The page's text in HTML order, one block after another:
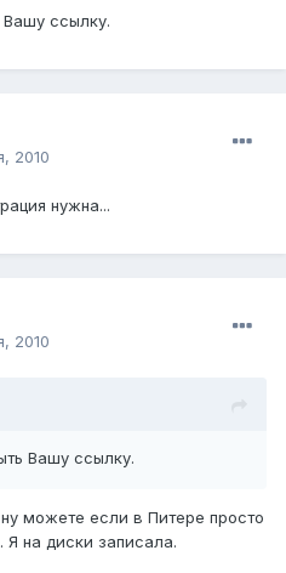
Вашу ссылку.
2010
нужна...
2010
Вашу ссылку.
можете если в Питере просто
на диски записала.